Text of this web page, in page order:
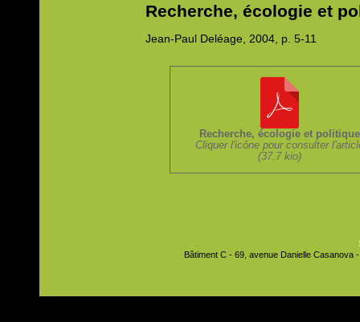
Recherche, écologie et
Jean-Paul Deléage, 2004, p. 5-11
Recherche, écologie et politique
Cliquer l'icône pour consulter
(37.7 kio)
Bâtiment C - 69, avenue Danielle